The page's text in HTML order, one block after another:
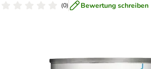
(0) Bewertung schreiben